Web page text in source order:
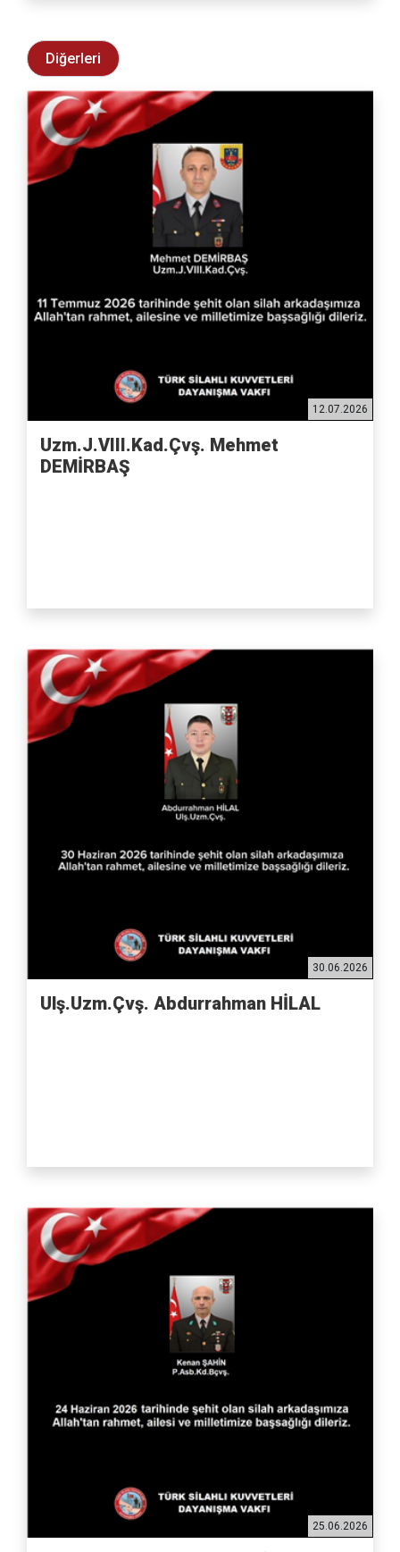
Diğerleri
12.07.2026
Uzm.J.VIII.Kad.Çvş. Mehmet
DEMİRBAŞ
30.06.2026
Ulş.Uzm.Çvş. Abdurrahman HİLAL
25.06.2026